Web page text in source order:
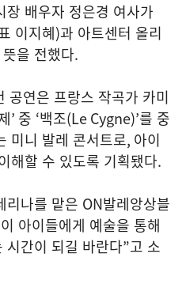
배우자 정은경 여사가
이지혜)과 아트센터 올리
을 전했다.
공연은 프랑스 작곡가 카미
’ 중 ‘백조(Le Cygne)’를 중
미니 발레 콘서트로, 아이
해할 수 있도록 기획됐다.
리나를 맡은 ON발레앙상블
아이들에게 예술을 통해
시간이 되길 바란다”고 소